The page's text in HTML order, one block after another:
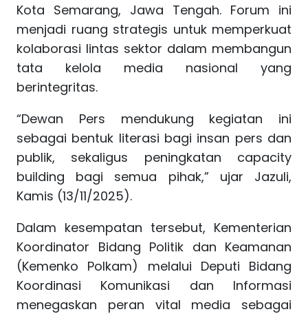
Kota Semarang, Jawa Tengah. Forum ini
menjadi ruang strategis untuk memperkuat
kolaborasi lintas sektor dalam membangun
tata kelola media nasional yang
berintegritas.
“Dewan Pers mendukung kegiatan ini
sebagai bentuk literasi bagi insan pers dan
publik, sekaligus peningkatan capacity
building bagi semua pihak,” ujar Jazuli,
Kamis (13/11/2025).
Dalam kesempatan tersebut, Kementerian
Koordinator Bidang Politik dan Keamanan
(Kemenko Polkam) melalui Deputi Bidang
Koordinasi Komunikasi dan Informasi
menegaskan peran vital media sebagai